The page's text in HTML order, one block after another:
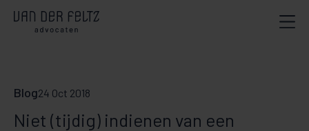
Blog24 Oct 2018
Niet (tijdig) indienen van een